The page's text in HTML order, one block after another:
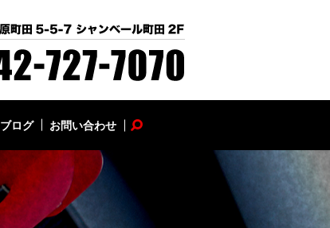
ブログ お問い合わせ search